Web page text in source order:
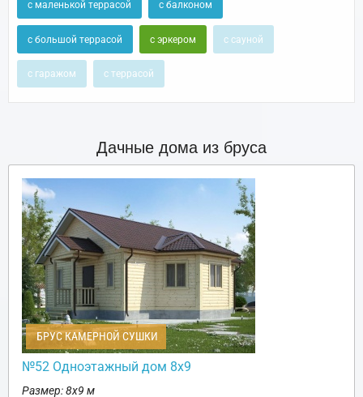
с маленькой террасой с балконом
с большой террасой с эркером с сауной
с гаражом с террасой
Дачные дома из бруса
БРУС КАМЕРНОЙ СУШКИ
№52 Одноэтажный дом 8х9
Размер: 8х9 м